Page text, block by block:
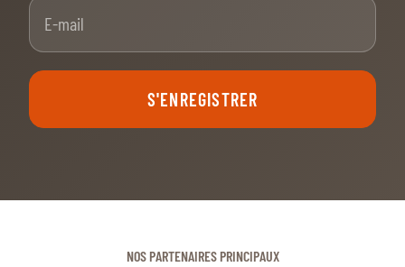
S'ENREGISTRER
NOS PARTENAIRES PRINCIPAUX